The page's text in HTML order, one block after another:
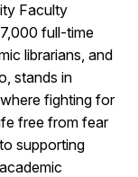
Faculty
full-time
librarians, and
stands in
fighting for
free from fear
supporting